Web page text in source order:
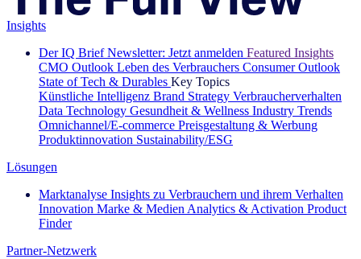
Insights
Der IQ Brief Newsletter: Jetzt anmelden Featured Insights
CMO Outlook Leben des Verbrauchers Consumer Outlook
State of Tech & Durables Key Topics
Künstliche Intelligenz Brand Strategy Verbraucherverhalten
Data Technology Gesundheit & Wellness Industry Trends
Omnichannel/E-commerce Preisgestaltung & Werbung
Produktinnovation Sustainability/ESG
Lösungen
Marktanalyse Insights zu Verbrauchern und ihrem Verhalten
Innovation Marke & Medien Analytics & Activation Product
Finder
Partner-Netzwerk